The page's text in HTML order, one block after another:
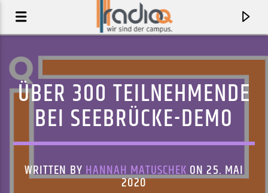
ÜBER 300 TEILNEHMENDE
BEI SEEBRÜCKE-DEMO
WRITTEN BYHANNAH MATUSCHEKON 25. MAI
2020